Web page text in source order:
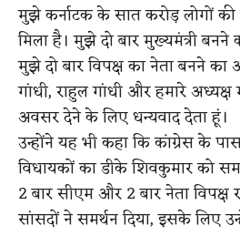
मुझे कर्नाटक के सात करोड़ लोगों
मिला है। मुझे दो बार मुख्यमंत्री
मुझे दो बार विपक्ष का नेता बनने का
गांधी, राहुल गांधी और हमारे
अवसर देने के लिए धन्यवाद देता हूं।
उन्होंने यह भी कहा कि कांग्रेस के
विधायकों का डीके शिवकुमार को
2 बार सीएम और 2 बार नेता विपक्ष
सांसदों ने समर्थन दिया, इसके लिए